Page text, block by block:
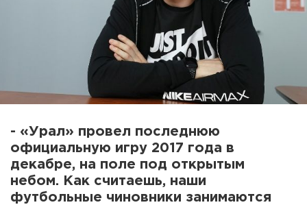
- «Урал» провел последнюю
официальную игру 2017 года в
декабре, на поле под открытым
небом. Как считаешь, наши
футбольные чиновники занимаются